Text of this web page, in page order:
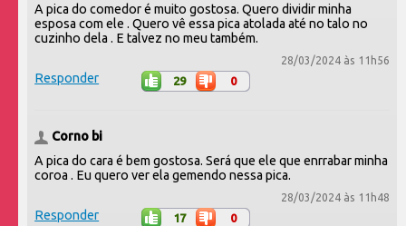
A pica do comedor é muito gostosa. Quero dividir minha
esposa com ele . Quero vê essa pica atolada até no talo no
cuzinho dela . E talvez no meu também.
28/03/2024 às 11h56
Responder 29 0
Corno bi
A pica do cara é bem gostosa. Será que ele que enrrabar minha
coroa . Eu quero ver ela gemendo nessa pica.
28/03/2024 às 11h48
Responder 17 0